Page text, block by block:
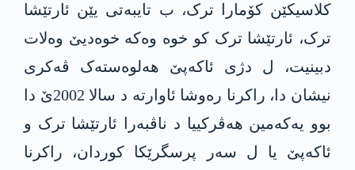
کلاسیکێن کۆمارا ترک، ب تایبەتی یێن ئارتێشا
ترک، ئارتێشا ترک کو خوە وەکە خوەدیێ وەلات
دبینیت، ل دژی ئاکەپێ ھەلوەستەک ڤەکری
نیشان دا، راکرنا رەوشا ئاوارتە د سالا 2002ێ دا
بوو یەکەمین ھەڤرکییا د ناڤبەرا ئارتێشا ترک و
ئاکەپێ یا ل سەر پرسگرێکا کوردان، راکرنا